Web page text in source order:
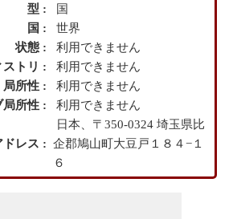
型 :
国
国 :
世界
状態 :
利用できません
ストリ :
利用できません
局所性 :
利用できません
局所性 :
利用できません
ドレス :
日本、〒350-0324 埼玉県比
企郡鳩山町大豆戸１８４−１
６